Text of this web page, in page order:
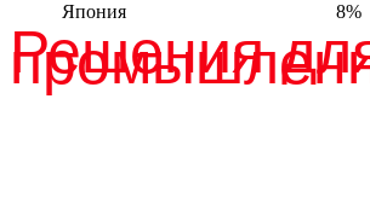
Япония
8%
Решения